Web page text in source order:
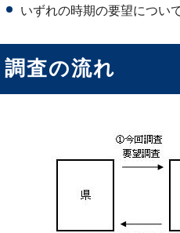
いずれの時期の要望につい
調査の流れ